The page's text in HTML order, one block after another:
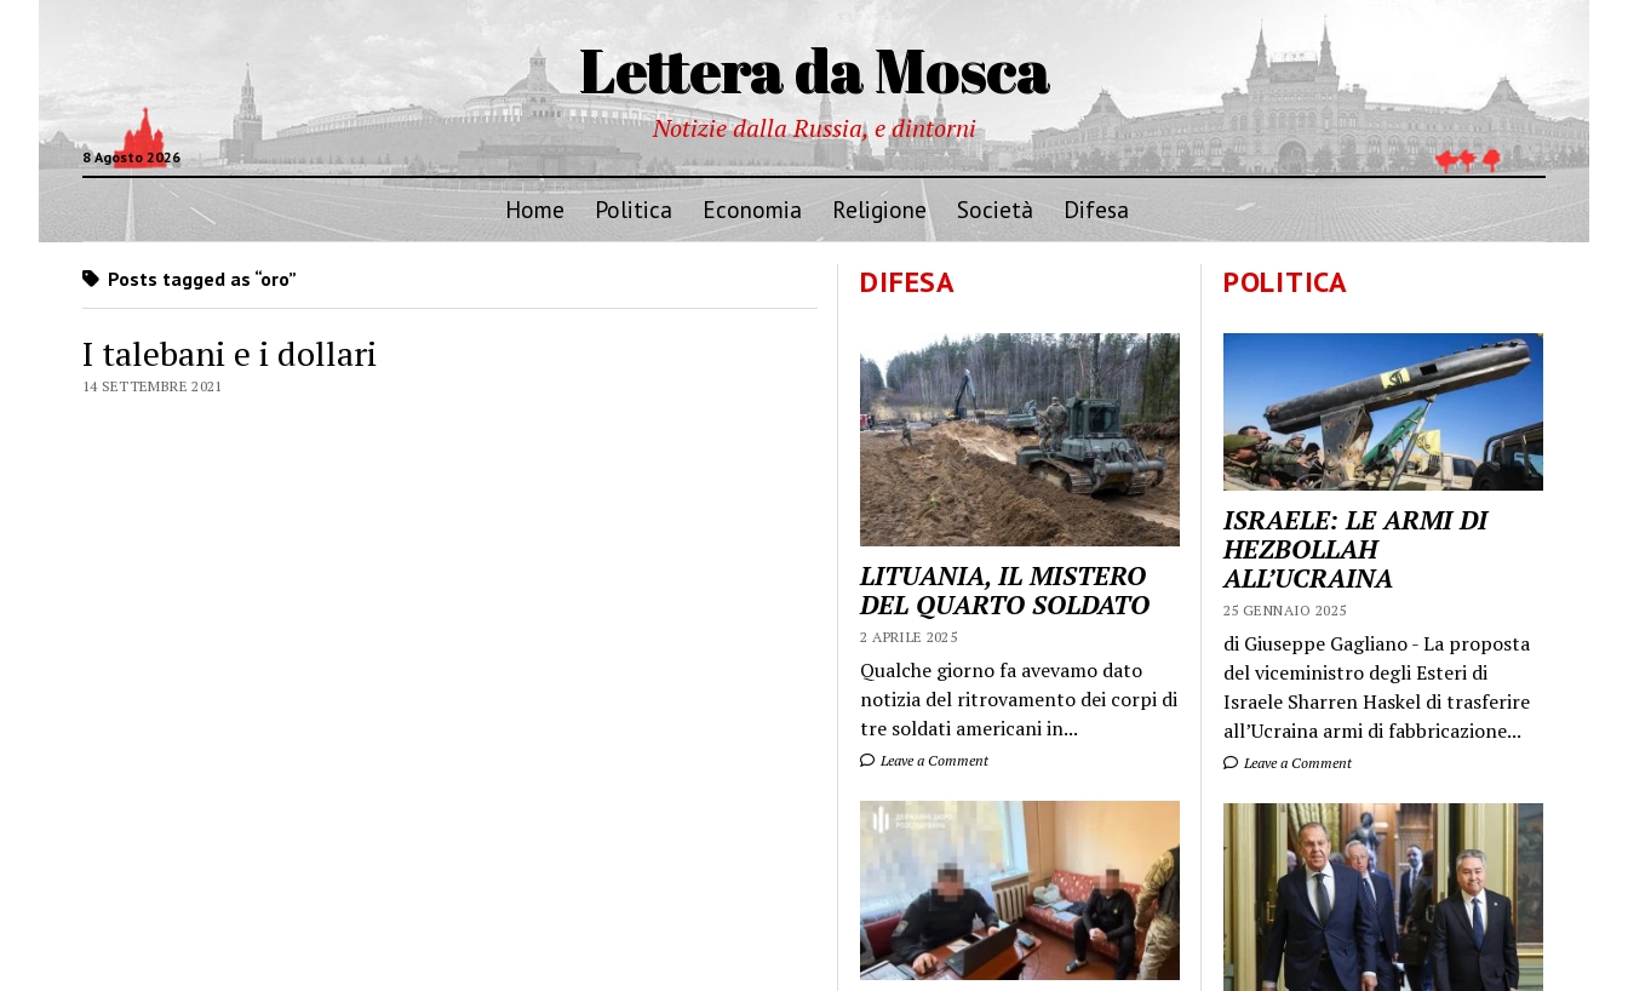
Lettera da Mosca
8 Agosto 2026
Notizie dalla Russia, e dintorni
Home Politica Economia Religione Società Difesa
POLITICA
ISRAELE: LE ARMI DI
HEZBOLLAH
ALL’UCRAINA
25 GENNAIO 2025
di Giuseppe Gagliano - La proposta
del viceministro degli Esteri di
Israele Sharren Haskel di trasferire
all’Ucraina armi di fabbricazione...
Leave a Comment
Posts tagged as “oro”
I talebani e i dollari
14 SETTEMBRE 2021
DIFESA
LITUANIA, IL MISTERO
DEL QUARTO SOLDATO
2 APRILE 2025
Qualche giorno fa avevamo dato
notizia del ritrovamento dei corpi di
tre soldati americani in...
Leave a Comment